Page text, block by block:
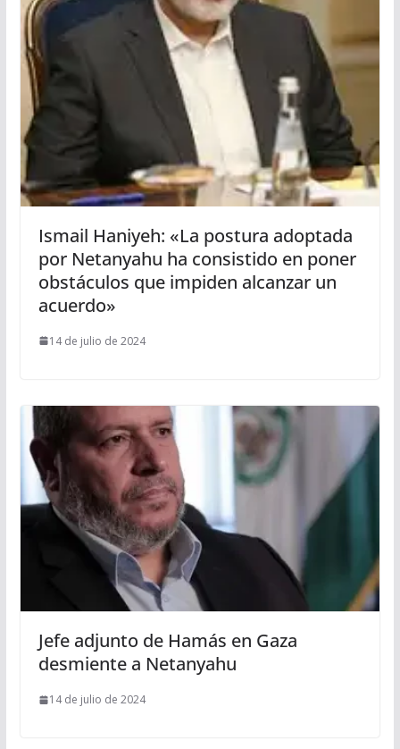
Ismail Haniyeh: «La postura adoptada
por Netanyahu ha consistido en poner
obstáculos que impiden alcanzar un
acuerdo»
14 de julio de 2024
Jefe adjunto de Hamás en Gaza
desmiente a Netanyahu
14 de julio de 2024